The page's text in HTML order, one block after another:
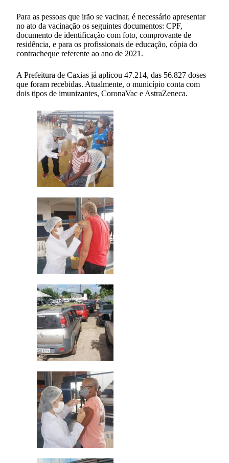
Para as pessoas que irão se vacinar, é necessário apresentar
no ato da vacinação os seguintes documentos: CPF,
documento de identificação com foto, comprovante de
residência, e para os profissionais de educação, cópia do
contracheque referente ao ano de 2021.
A Prefeitura de Caxias já aplicou 47.214, das 56.827 doses
que foram recebidas. Atualmente, o município conta com
dois tipos de imunizantes, CoronaVac e AstraZeneca.